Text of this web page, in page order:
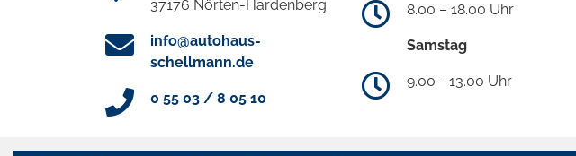
37176 Nörten-Hardenberg
info@autohaus-
schellmann.de
0 55 03 / 8 05 10
8.00 – 18.00 Uhr
Samstag
9.00 - 13.00 Uhr